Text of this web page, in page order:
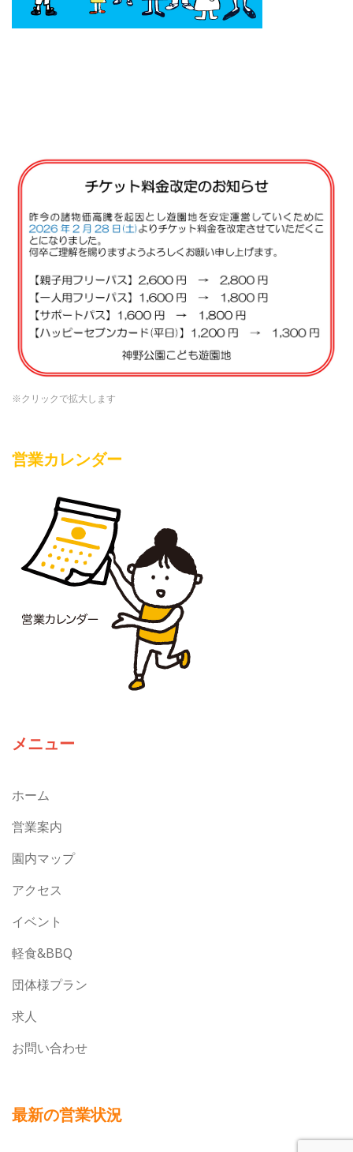
※クリックで拡大します
営業カレンダー
メニュー
ホーム
営業案内
園内マップ
アクセス
イベント
軽食&BBQ
団体様プラン
求人
お問い合わせ
最新の営業状況